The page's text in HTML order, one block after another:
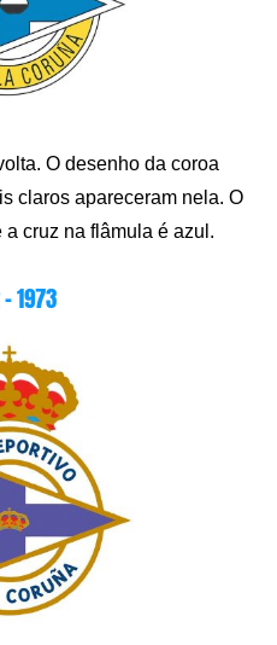
O desenho da coroa
claros apareceram nela. O
cruz na flâmula é azul.
1973